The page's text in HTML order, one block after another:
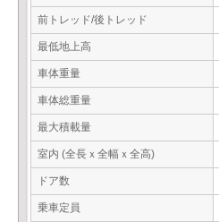
前トレッド/後トレッド
最低地上高
車体重量
車体総重量
最大積載量
室内 (全長ｘ全幅ｘ全高)
ドア数
乗車定員